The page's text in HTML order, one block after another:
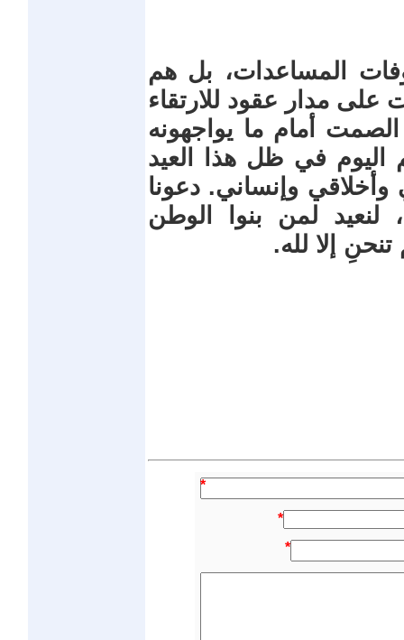
المساعدات، بل هم
على مدار عقود للارتقاء
الصمت أمام ما يواجهونه
في ظل هذا العيد
وإنساني. دعونا
لنعيد لمن بنوا الوطن
إلا لله.
*
*
*